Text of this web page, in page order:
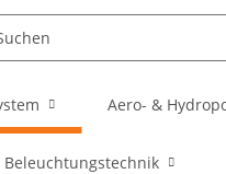
Aero- &
Beleuchtungstechnik